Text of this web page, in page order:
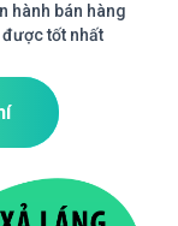
hành bán hàng
tốt nhất